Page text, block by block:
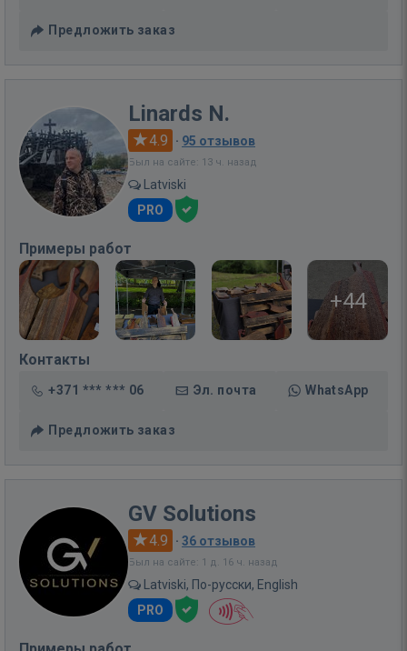
Предложить заказ
Linards N.
4.9 · 95 отзывов
Был на сайте: 13 ч. назад
Latviski
PRO
Примеры работ
+44
Контакты
+371 *** *** 06 Эл. почта WhatsApp
Предложить заказ
GV Solutions
4.9 · 36 отзывов
Был на сайте: 1 д. 16 ч. назад
Latviski, По-русски, English
PRO